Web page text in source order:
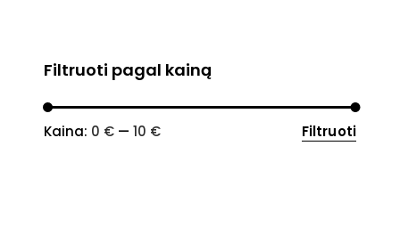
Filtruoti pagal kainą
Min
Maks
Filtruoti
Kaina: 0 € — 10 €